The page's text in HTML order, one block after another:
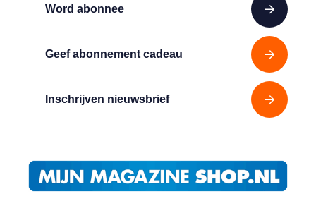
Word abonnee
Geef abonnement cadeau
Inschrijven nieuwsbrief